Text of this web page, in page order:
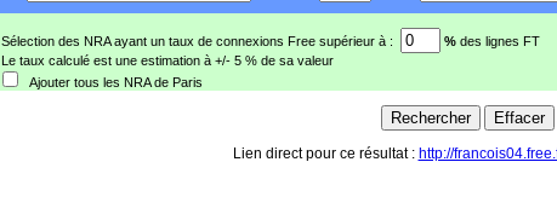
Sélection des NRA ayant un taux de connexions Free supérieur à : % des lignes FT
Le taux calculé est une estimation à +/- 5 % de sa valeur
Ajouter tous les NRA de Paris
Lien direct pour ce résultat : http://